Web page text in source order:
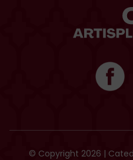
© Copyright 2026 |